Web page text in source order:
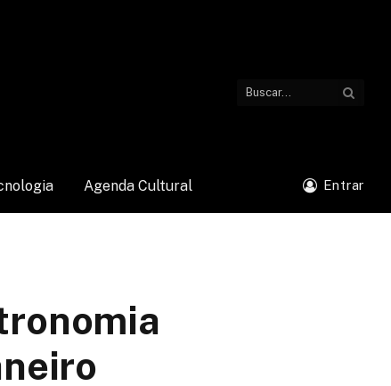
Agenda Cultural Entrar